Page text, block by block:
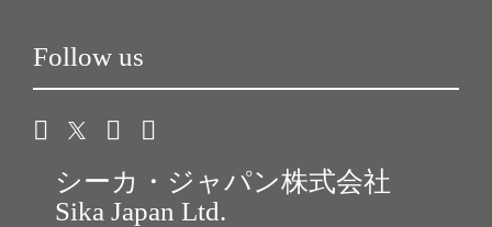
Follow us
シーカ・ジャパン株式会社
Sika Japan Ltd.